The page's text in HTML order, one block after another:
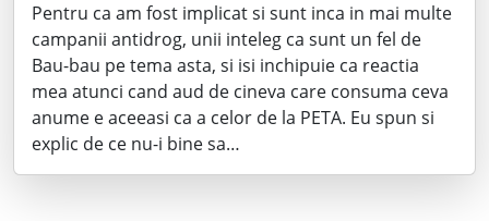
Pentru ca am fost implicat si sunt inca in mai multe
campanii antidrog, unii inteleg ca sunt un fel de
Bau-bau pe tema asta, si isi inchipuie ca reactia
mea atunci cand aud de cineva care consuma ceva
anume e aceeasi ca a celor de la PETA. Eu spun si
explic de ce nu-i bine sa…